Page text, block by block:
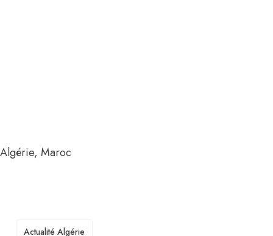
Algérie, Maroc
TAGS
Actualité Algérie